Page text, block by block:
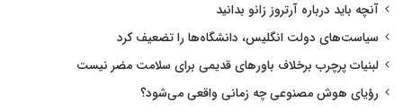
آنچه باید درباره آرتروز زانو بدانید
سیاست‌های دولت انگلیس، دانشگاه‌ها را تضعیف کرد
لبنیات پرچرب برخلاف باورهای قدیمی برای سلامت مضر نیست
رؤیای هوش مصنوعی چه زمانی واقعی می‌شود؟